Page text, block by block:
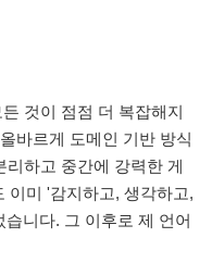
것이 점점 더 복잡해지
바르게 도메인 기반 방식
리하고 중간에 강력한 게
이미 '감지하고, 생각하고,
니다. 그 이후로 제 언어